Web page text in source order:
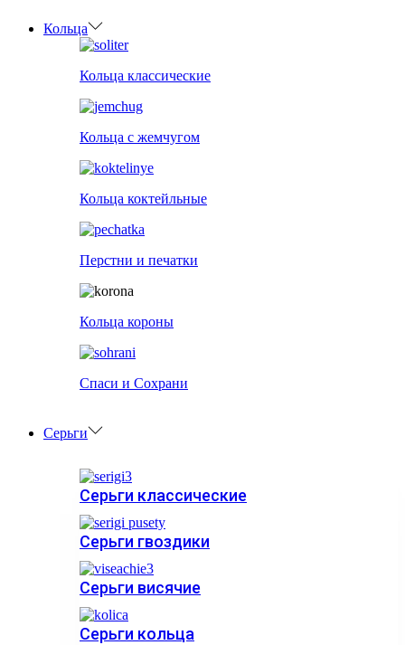
Кольца
Кольца классические
Кольца с жемчугом
Кольца коктейльные
Перстни и печатки
Кольца короны
Спаси и Сохрани
Серьги
Серьги классические
Серьги гвоздики
Серьги висячие
Серьги кольца